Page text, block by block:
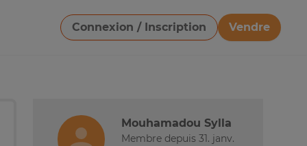
Connexion / Inscription
Vendre
Télécharger une image
Mouhamadou Sylla
Membre depuis 31. janv.